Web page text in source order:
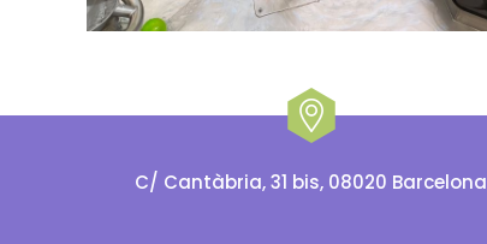
C/ Cantàbria, 31 bis, 08020 Barcelona